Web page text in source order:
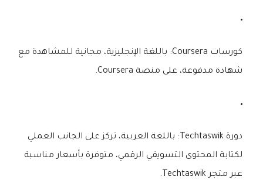
كورسات Coursera
: باللغة الإنجليزية، مجانية للمشاهدة مع
شهادة مدفوعة، على منصة Coursera
.
دورة Techtaswik
: باللغة العربية، تركز على الجانب العملي
لكتابة المحتوى التسويقي الرقمي، متوفرة بأسعار مناسبة
عبر متجر Techtaswik .